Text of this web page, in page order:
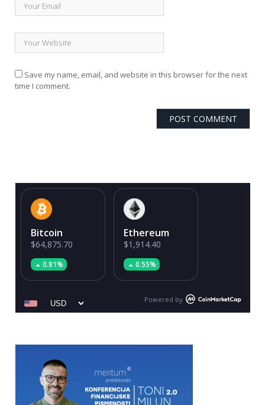
Save my name, email, and website in this browser for the next
time I comment.
Bitcoin
$64,875.70
0.81%
Ethereum
$1,914.40
0.55%
Powered by